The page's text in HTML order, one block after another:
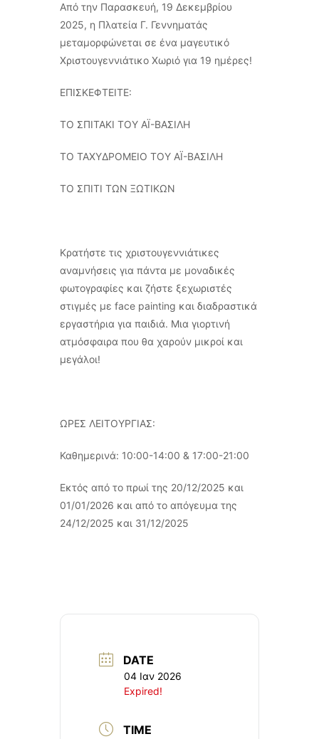
Από την Παρασκευή, 19 Δεκεμβρίου
2025, η Πλατεία Γ. Γεννηματάς
μεταμορφώνεται σε ένα μαγευτικό
Χριστουγεννιάτικο Χωριό για 19 ημέρες!
ΕΠΙΣΚΕΦΤΕΙΤΕ:
ΤΟ ΣΠΙΤΑΚΙ ΤΟΥ ΑΪ-ΒΑΣΙΛΗ
ΤΟ ΤΑΧΥΔΡΟΜΕΙΟ ΤΟΥ ΑΪ-ΒΑΣΙΛΗ
ΤΟ ΣΠΙΤΙ ΤΩΝ ΞΩΤΙΚΩΝ
Κρατήστε τις χριστουγεννιάτικες
αναμνήσεις για πάντα με μοναδικές
φωτογραφίες και ζήστε ξεχωριστές
στιγμές με face painting και διαδραστικά
εργαστήρια για παιδιά. Μια γιορτινή
ατμόσφαιρα που θα χαρούν μικροί και
μεγάλοι!
ΩΡΕΣ ΛΕΙΤΟΥΡΓΙΑΣ:
Καθημερινά: 10:00-14:00 & 17:00-21:00
Εκτός από το πρωί της 20/12/2025 και
01/01/2026 και από το απόγευμα της
24/12/2025 και 31/12/2025
DATE
04 Ιαν 2026
Expired!
TIME